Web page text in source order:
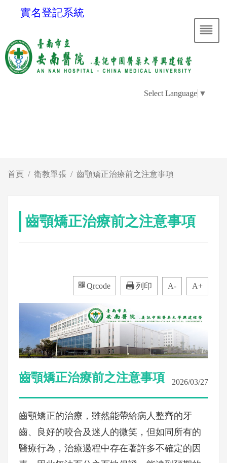
實名登記系統
Select Language ▼
首頁 衛教單張 齒顎矯正治療前之注意事項
齒顎矯正治療前之注意事項
Qrcode 列印 A- A+
齒顎矯正治療前之注意事項 2026/03/27
齒顎矯正的治療，雖然能帶給病人整齊的牙
齒、良好的咬合及迷人的微笑，但如同所有的
醫療行為，治療過程中存在著許多不確定的因